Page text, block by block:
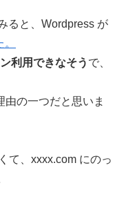
ると、Wordpress が
利用できなそう で、
の一つだと思いま
て、xxxx.com にのっ